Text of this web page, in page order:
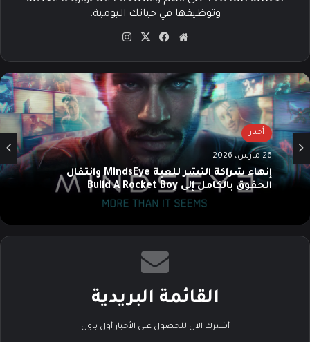
وتوظيفها في حياتك اليومية.
موقع فيسبوك
‫X
أخبار
26 مارس، 2026
إنهاء شراكة النشر للعبة MindsEye وانتقال
الحقوق بالكامل إلى Build A Rocket Boy
القائمة البريدية
أشترك الآن للحصول على الأخبار أول باول